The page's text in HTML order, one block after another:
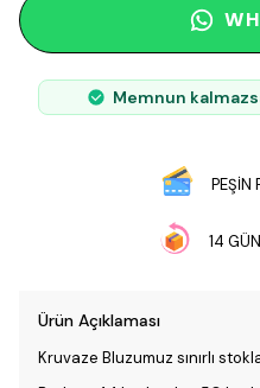
Memnun
PEŞİN
14
Ürün Açıklaması
Kruvaze Bluzumuz sınırlı